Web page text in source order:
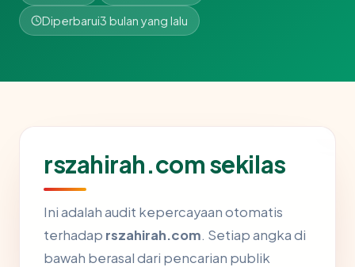
Diperbarui3 bulan yang lalu
rszahirah.com sekilas
Ini adalah audit kepercayaan otomatis
terhadap rszahirah.com. Setiap angka di
bawah berasal dari pencarian publik